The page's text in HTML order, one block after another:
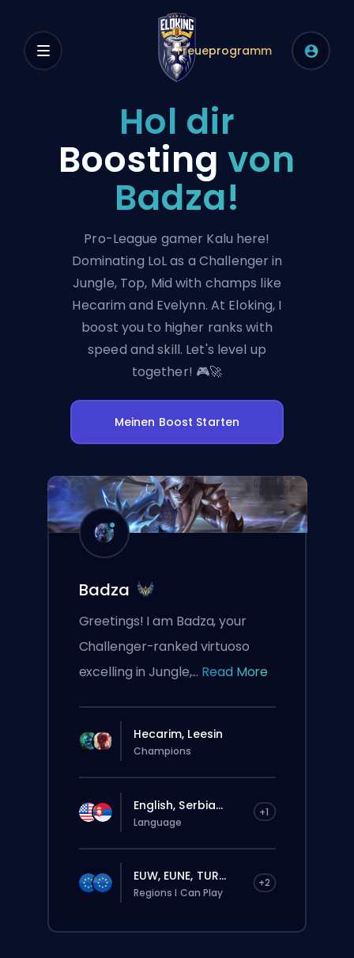
Treueprogramm
Hol dir
Boosting von
Badza!
Pro-League gamer Kalu here!
Dominating LoL as a Challenger in
Jungle, Top, Mid with champs like
Hecarim and Evelynn. At Eloking, I
boost you to higher ranks with
speed and skill. Let's level up
together! 🎮🚀
Meinen Boost Starten
Badza
Greetings! I am Badza, your
Challenger-ranked virtuoso
excelling in Jungle,... Read More
Hecarim, Leesin
Champions
English, Serbia... +1
Language
EUW, EUNE, TUR... +2
Regions I Can Play